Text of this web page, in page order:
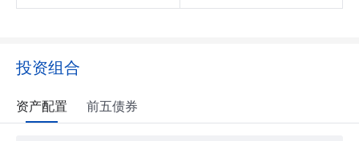
投资组合
资产配置 前五债券